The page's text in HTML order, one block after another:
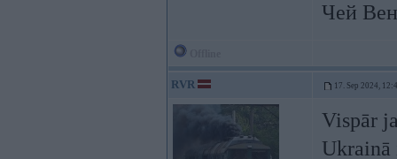
Чей
RVR 17. Sep 2024,
Vispār
Ukrainā